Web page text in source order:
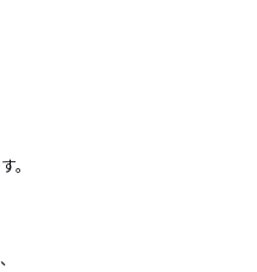
。